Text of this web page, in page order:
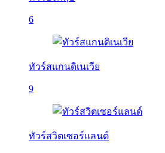
6
ทัวร์สแกนดิเนเวีย
9
ทัวร์สวิตเซอร์แลนด์